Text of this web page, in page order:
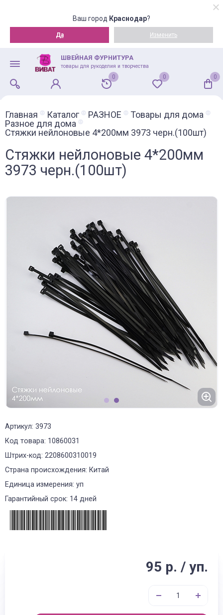
Ваш город Краснодар?
Да Изменить
ШВЕЙНАЯ ФУРНИТУРА
товары для рукоделия и творчества
0 0 0
Главная Каталог РАЗНОЕ
Товары для дома
Разное для дома
Стяжки нейлоновые 4*200мм 3973 черн.(100шт)
Стяжки нейлоновые 4*200мм
3973 черн.(100шт)
Артикул: 3973
Код товара: 10860031
Штрих-код: 2208600310019
Страна происхождения: Китай
Единица измерения: уп
Гарантийный срок: 14 дней
95 р. / уп.